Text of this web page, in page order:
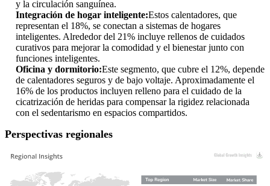
y la circulación sanguínea.
Integración de hogar inteligente:Estos calentadores, que
representan el 18%, se conectan a sistemas de hogares
inteligentes. Alrededor del 21% incluye rellenos de cuidados
curativos para mejorar la comodidad y el bienestar junto con
funciones inteligentes.
Oficina y dormitorio:Este segmento, que cubre el 12%, depende
de calentadores seguros y de bajo voltaje. Aproximadamente el
16% de los productos incluyen relleno para el cuidado de la
cicatrización de heridas para compensar la rigidez relacionada
con el sedentarismo en espacios compartidos.
Perspectivas regionales